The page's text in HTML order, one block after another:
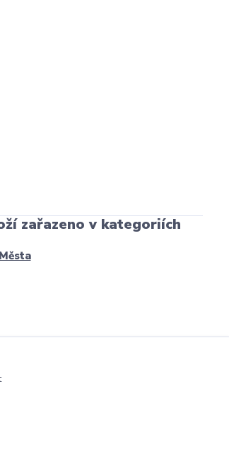
zařazeno v kategoriích
Města